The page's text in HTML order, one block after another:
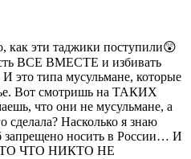
как эти таджики поступили😲
ВСЕ ВМЕСТЕ и избивать
это типа мусульмане, которые
Вот смотришь на ТАКИХ
что они не мусульмане, а
сделала? Насколько я знаю
запрещено носить в России… И
ЧТО НИКТО НЕ